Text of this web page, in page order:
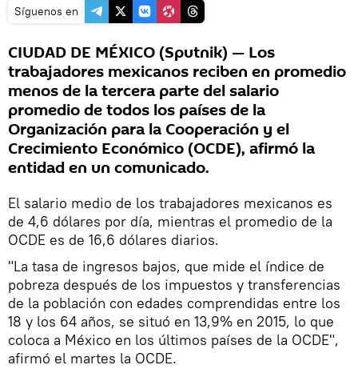
Síguenos en
CIUDAD DE MÉXICO (Sputnik) — Los
trabajadores mexicanos reciben en promedio
menos de la tercera parte del salario
promedio de todos los países de la
Organización para la Cooperación y el
Crecimiento Económico (OCDE), afirmó la
entidad en un comunicado.
El salario medio de los trabajadores mexicanos es
de 4,6 dólares por día, mientras el promedio de la
OCDE es de 16,6 dólares diarios.
"La tasa de ingresos bajos, que mide el índice de
pobreza después de los impuestos y transferencias
de la población con edades comprendidas entre los
18 y los 64 años, se situó en 13,9% en 2015, lo que
coloca a México en los últimos países de la OCDE",
afirmó el martes la OCDE.